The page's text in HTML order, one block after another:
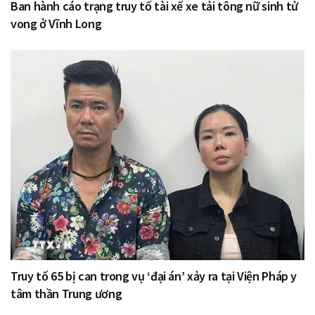
Ban hành cáo trạng truy tố tài xế xe tải tông nữ sinh tử
vong ở Vĩnh Long
Truy tố 65 bị can trong vụ ‘đại án’ xảy ra tại Viện Pháp y
tâm thần Trung ương